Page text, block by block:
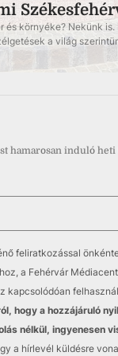
és környéke? Nekünk
a világ
hamarosan induló
feliratkozással
a Fehérvár
kapcsolódóan
hogy a hozzájáruló
nélkül, ingyenesen
a hírlevél küldésre